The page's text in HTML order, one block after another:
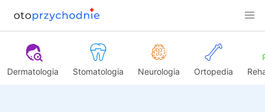
Dermatologia Stomatologia Neurologia Ortopedia